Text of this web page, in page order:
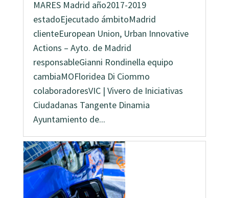
MARES Madrid año2017-2019
estadoEjecutado ámbitoMadrid
clienteEuropean Union, Urban Innovative
Actions – Ayto. de Madrid
responsableGianni Rondinella equipo
cambiaMOFloridea Di Ciommo
colaboradoresVIC | Vivero de Iniciativas
Ciudadanas Tangente Dinamia
Ayuntamiento de...